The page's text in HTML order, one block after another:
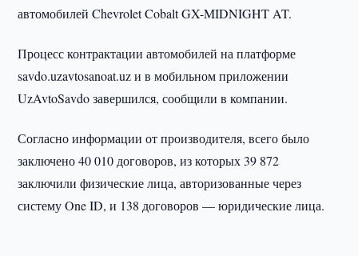
автомобилей Chevrolet Cobalt GX-MIDNIGHT AT.
Процесс контрактации автомобилей на платформе
savdo.uzavtosanoat.uz и в мобильном приложении
UzAvtoSavdo завершился, сообщили в компании.
Согласно информации от производителя, всего было
заключено 40 010 договоров, из которых 39 872
заключили физические лица, авторизованные через
систему One ID, и 138 договоров — юридические лица.